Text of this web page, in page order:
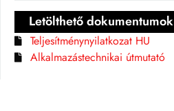
Letölthető dokumentumok
Teljesítménynyilatkozat HU
Alkalmazástechnikai útmutató